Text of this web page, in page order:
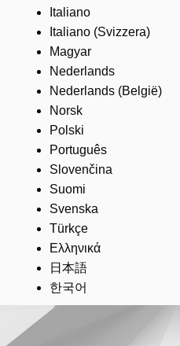
Italiano
Italiano (Svizzera)
Magyar
Nederlands
Nederlands (België)
Norsk
Polski
Português
Slovenčina
Suomi
Svenska
Türkçe
Ελληνικά
日本語
한국어